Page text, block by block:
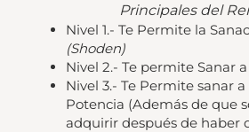
Principales del
Nivel 1.- Te Permite la
(Shoden)
Nivel 2.- Te permite Sanar
Nivel 3.- Te Permite sanar
Potencia (Además de que
adquirir después de haber